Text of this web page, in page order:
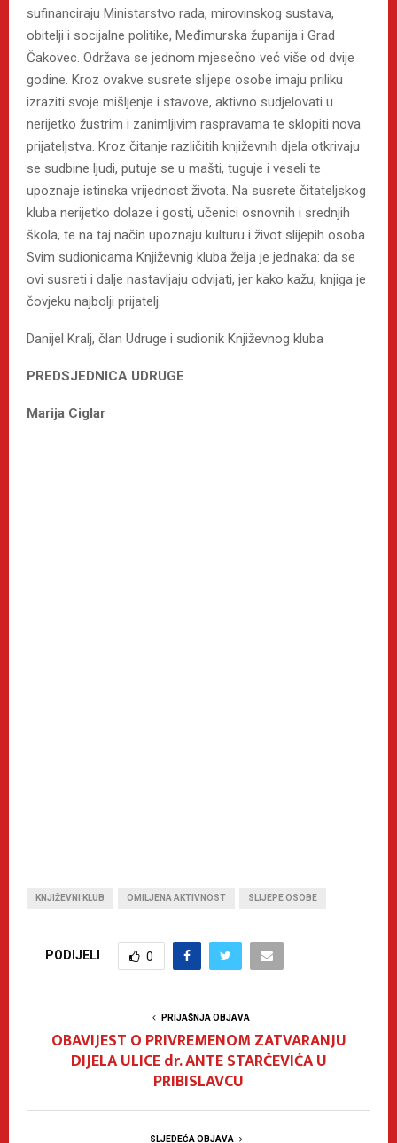
sufinanciraju Ministarstvo rada, mirovinskog sustava,
obitelji i socijalne politike, Međimurska županija i Grad
Čakovec. Održava se jednom mjesečno već više od dvije
godine. Kroz ovakve susrete slijepe osobe imaju priliku
izraziti svoje mišljenje i stavove, aktivno sudjelovati u
nerijetko žustrim i zanimljivim raspravama te sklopiti nova
prijateljstva. Kroz čitanje različitih književnih djela otkrivaju
se sudbine ljudi, putuje se u mašti, tuguje i veseli te
upoznaje istinska vrijednost života. Na susrete čitateljskog
kluba nerijetko dolaze i gosti, učenici osnovnih i srednjih
škola, te na taj način upoznaju kulturu i život slijepih osoba.
Svim sudionicama Književnig kluba želja je jednaka: da se
ovi susreti i dalje nastavljaju odvijati, jer kako kažu, knjiga je
čovjeku najbolji prijatelj.
Danijel Kralj, član Udruge i sudionik Književnog kluba
PREDSJEDNICA UDRUGE
Marija Ciglar
KNJIŽEVNI KLUB OMILJENA AKTIVNOST SLIJEPE OSOBE
PODIJELI 0
PRIJAŠNJA OBJAVA
OBAVIJEST O PRIVREMENOM ZATVARANJU
DIJELA ULICE dr. ANTE STARČEVIĆA U
PRIBISLAVCU
SLJEDEĆA OBJAVA